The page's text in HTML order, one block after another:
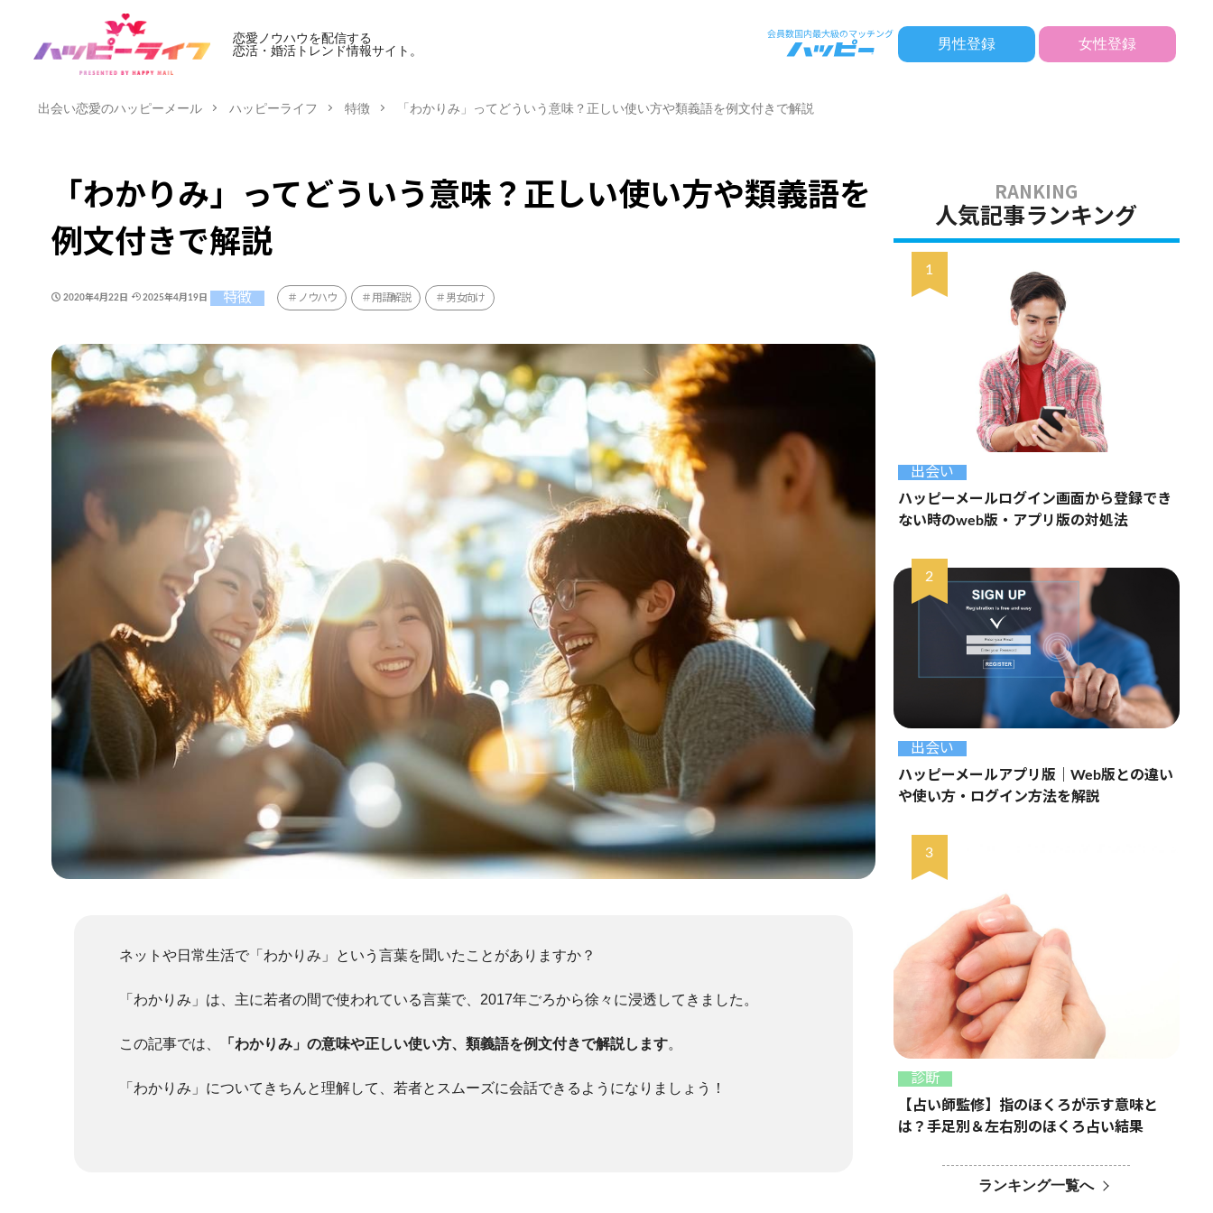
恋愛ノウハウを配信する
恋活・婚活トレンド情報サイト。
男性登録 女性登録
出会い恋愛のハッピーメール ハッピーライフ 特徴 「わかりみ」ってどういう意味？正しい使い方や類義語を例文付きで解説
「わかりみ」ってどういう意味？正しい使い方や類義語を
例文付きで解説
2020年4月22日 2025年4月19日 特徴 ノウハウ 用語解説 男女向け
ネットや日常生活で「わかりみ」という言葉を聞いたことがありますか？
「わかりみ」は、主に若者の間で使われている言葉で、2017年ごろから徐々に浸透してきました。
この記事では、 「わかりみ」の意味や正しい使い方、類義語を例文付きで解説します。
「わかりみ」についてきちんと理解して、若者とスムーズに会話できるようになりましょう！
人気記事ランキング
出会い
ハッピーメールログイン画面から登録でき
ない時のweb版・アプリ版の対処法
出会い
ハッピーメールアプリ版｜Web版との違い
や使い方・ログイン方法を解説
診断
【占い師監修】指のほくろが示す意味と
は？手足別＆左右別のほくろ占い結果
ランキング一覧へ